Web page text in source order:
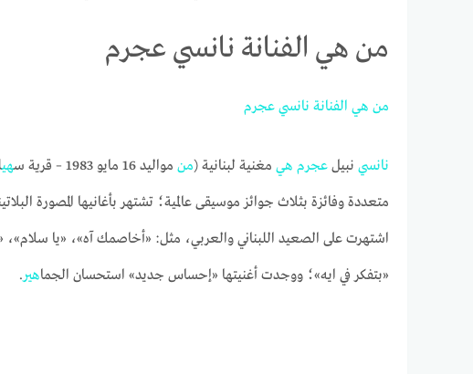
من هي الفنانة نانسي عجرم
من هي الفنانة نانسي عجرم
نانسي نبيل عجرم هي مغنية لبنانية (من مواليد 16 مايو 1983 – قرية س هي
متعددة وفائزة بثلاث جوائز موسيقى عالمية؛ تشتهر بأغانيها المصورة
اشتهرت على الصعيد اللبناني والعربي، مثل: «أخاصمك آه»، «يا
«بتفكر في ايه»؛ ووجدت أغنيتها «إحساس جديد» استحسان الجماهير.